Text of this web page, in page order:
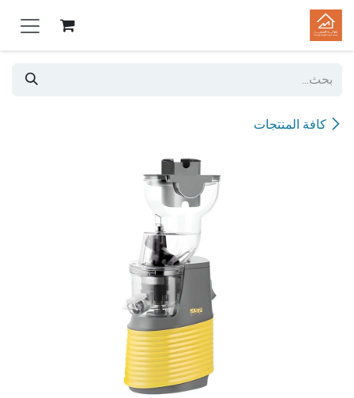
تخطي للذهاب إلى المحتوى
كافة المنتجات